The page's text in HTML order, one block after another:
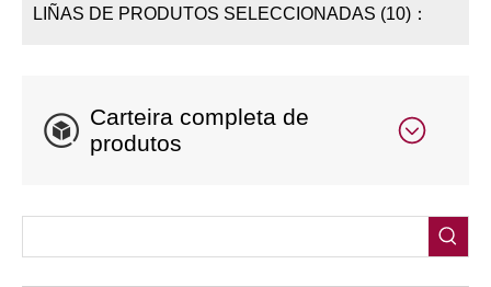
LIÑAS DE PRODUTOS SELECCIONADAS (10)：
Carteira completa de
produtos